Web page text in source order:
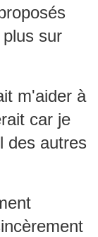
sur
m'aider à
car je
des autres